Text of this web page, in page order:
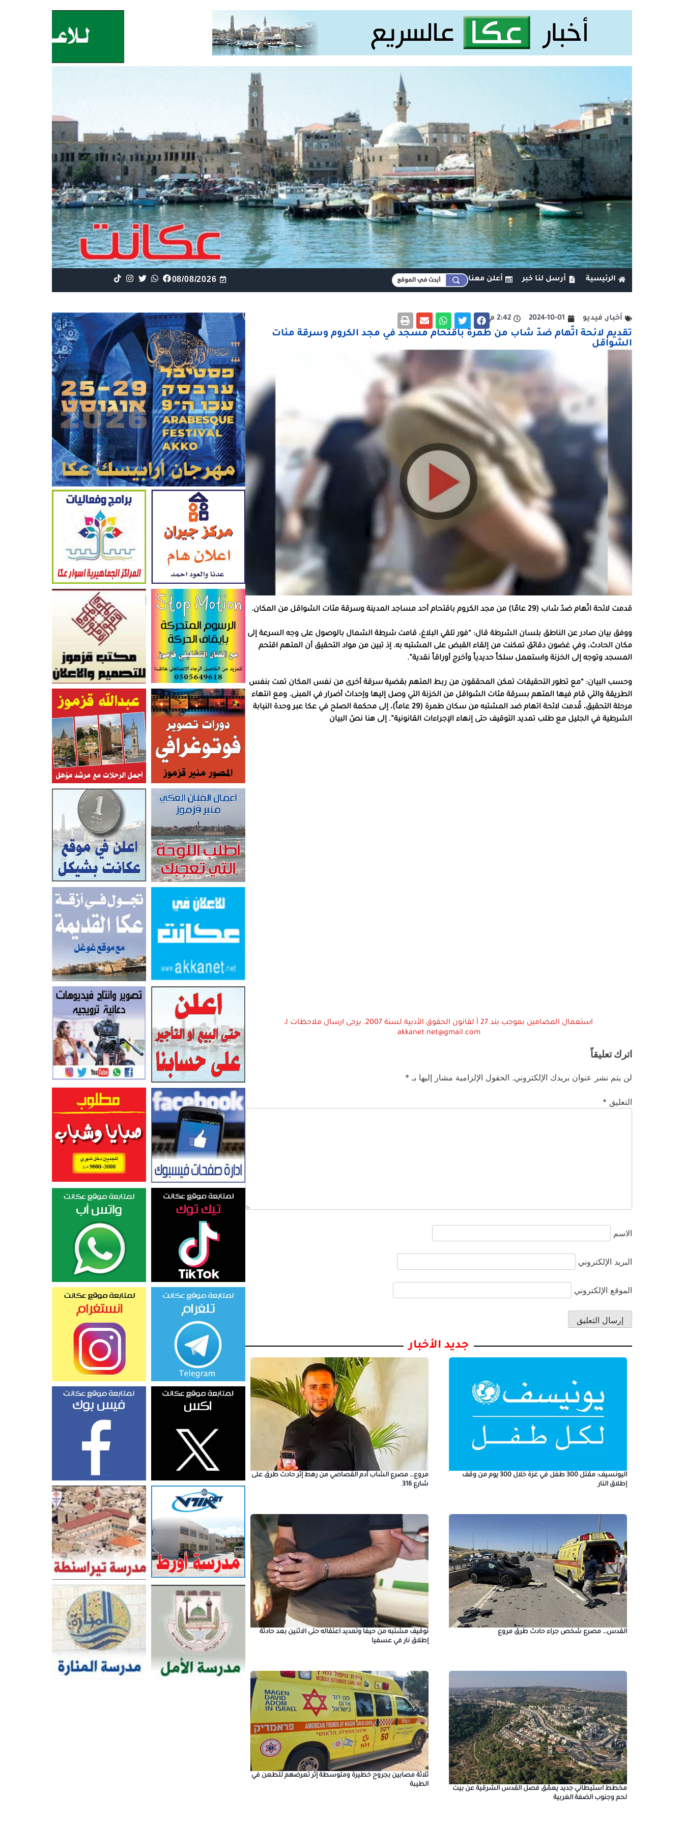
الرئيسية أرسل لنا خبر أعلن معنا 08/08/2026
أخبار, فيديو 2024-10-01 2:42 م
تقديم لائحة اتّهام ضدّ شاب من طمرة باقتحام مسجد في مجد الكروم وسرقة مئات
الشواقل
قدمت لائحة اتّهام ضدّ شاب (29 عامًا) من مجد الكروم باقتحام أحد مساجد المدينة وسرقة مئات الشواقل من المكان.
ووفق بيان صادر عن الناطق بلسان الشرطة قال: “فور تلقي البلاغ، قامت شرطة الشمال بالوصول على وجه السرعة إلى
مكان الحادث، وفي غضون دقائق تمكنت من إلقاء القبض على المشتبه به. إذ تبين من مواد التحقيق أن المتهم اقتحم
المسجد وتوجه إلى الخزنة واستعمل سلكاً حديدياً وأخرج أوراقاً نقدية”.
وحسب البيان: “مع تطور التحقيقات تمكن المحققون من ربط المتهم بقضية سرقة أخرى من نفس المكان تمت بنفس
الطريقة والتي قام فيها المتهم بسرقة مئات الشواقل من الخزنة التي وصل إليها وإحداث أضرار في المبنى. ومع انتهاء
مرحلة التحقيق، قُدمت لائحة اتهام ضد المشتبه من سكان طمرة (29 عاماً)، إلى محكمة الصلح في عكا عبر وحدة النيابة
الشرطية في الجليل مع طلب تمديد التوقيف حتى إنهاء الإجراءات القانونية”. إلى هنا نصّ البيان
استعمال المضامين بموجب بند 27 أ لقانون الحقوق الأدبية لسنة 2007. يرجى ارسال ملاحظات لـ
akkanet.net@gmail.com
اترك تعليقاً
لن يتم نشر عنوان بريدك الإلكتروني. الحقول الإلزامية مشار إليها بـ *
التعليق *
الاسم
البريد الإلكتروني
الموقع الإلكتروني
جديد الأخبار
اليونسيف: مقتل 300 طفل في غزة خلال 300 يوم من وقف
إطلاق النار
مروع… مصرع الشاب آدم القصاصي من رهط إثر حادث طرق على
شارع 316
القدس… مصرع شخص جراء حادث طرق مروع
توقيف مشتبه من حيفا وتمديد اعتقاله حتى الاثنين بعد حادثة
إطلاق نار في عسفيا
مخطط استيطاني جديد يعمّق فصل القدس الشرقية عن بيت
لحم وجنوب الضفة الغربية
ثلاثة مصابين بجروح خطيرة ومتوسطة إثر تعرضهم للطعن في
الطيبة